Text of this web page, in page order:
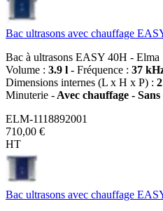
Bac ultrasons avec chauffage
Bac à ultrasons EASY 40H - Elma
Volume : 3.9 l - Fréquence : 37
Dimensions internes (L x H x P) :
Minuterie - Avec chauffage - Sans
ELM-1118892001
710,00 €
HT
Bac ultrasons avec chauffage